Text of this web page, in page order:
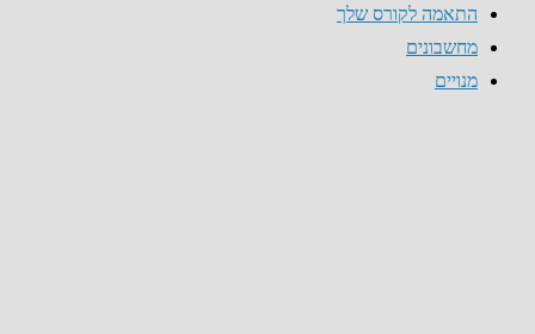
התאמה לקורס שלך
מחשבונים
מנויים